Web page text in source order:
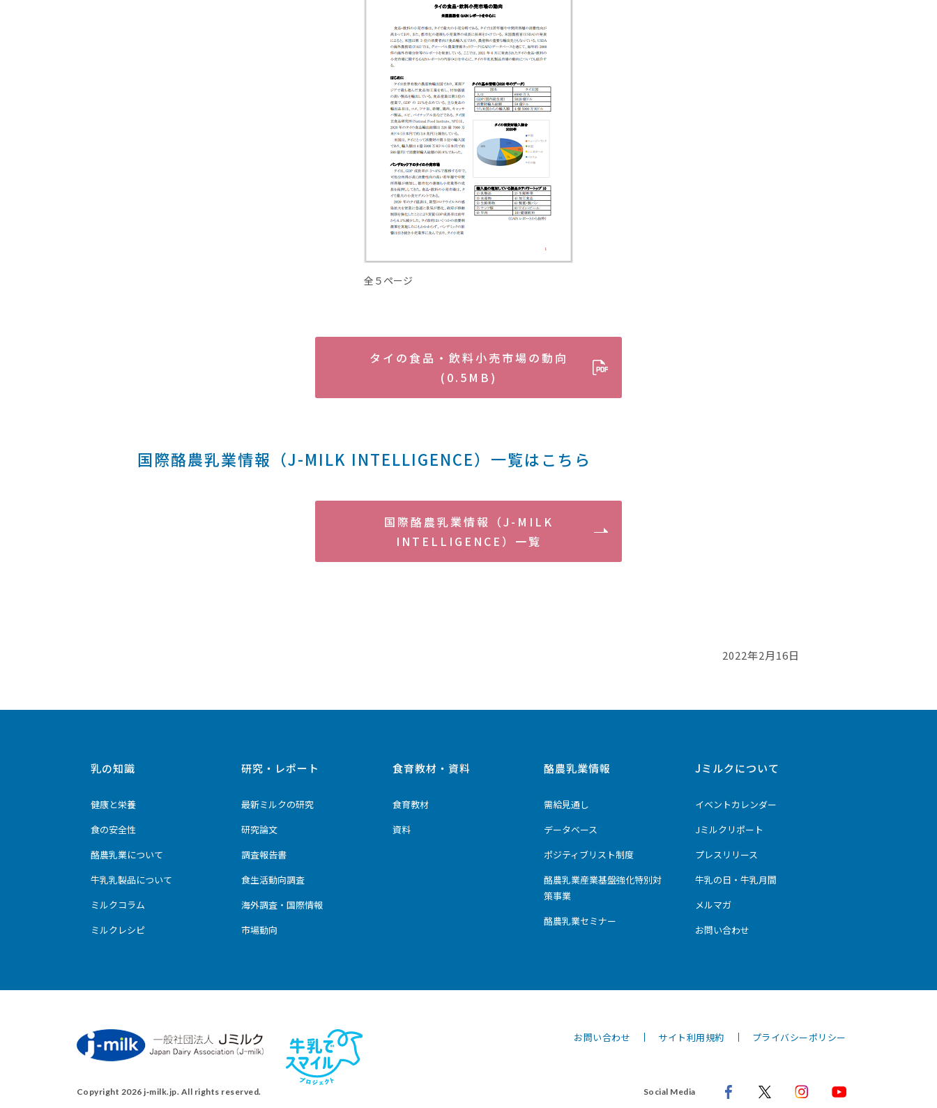
全５ページ
タイの食品・飲料小売市場の動向
(0.5MB)
国際酪農乳業情報（J-MILK INTELLIGENCE）一覧はこちら
国際酪農乳業情報（J-MILK
INTELLIGENCE）一覧
2022年2月16日
乳の知識
健康と栄養
食の安全性
酪農乳業について
牛乳乳製品について
ミルクコラム
ミルクレシピ
研究・レポート
最新ミルクの研究
研究論文
調査報告書
食生活動向調査
海外調査・国際情報
市場動向
食育教材・資料
食育教材
資料
酪農乳業情報
需給見通し
データベース
ポジティブリスト制度
酪農乳業産業基盤強化特別対
策事業
酪農乳業セミナー
Jミルクについて
イベントカレンダー
Jミルクリポート
プレスリリース
牛乳の日・牛乳月間
メルマガ
お問い合わせ
Copyright 2026 j‑milk.jp. All rights reserved.
お問い合わせ サイト利用規約 プライバシーポリシー
Social Media